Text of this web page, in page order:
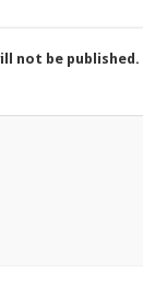
not be published.